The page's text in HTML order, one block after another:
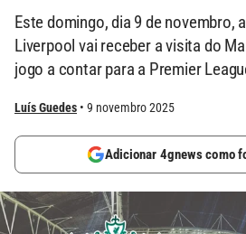
Este domingo, dia 9 de novembro,
Liverpool vai receber a visita do
jogo a contar para a Premier
Luís Guedes 9 novembro 2025
Adicionar 4gnews como